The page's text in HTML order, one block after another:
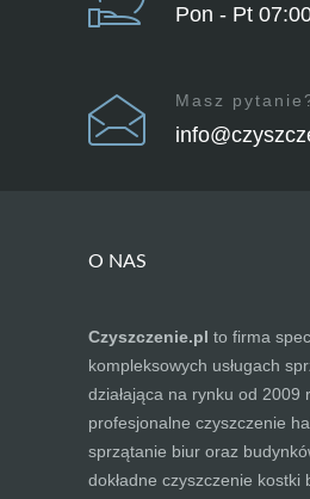
Pon - Pt
Masz
O NAS
Czyszczenie.pl to firma
kompleksowych usługach
działająca na rynku od 2009
profesjonalne czyszczenie
sprzątanie biur oraz
dokładne czyszczenie kostki